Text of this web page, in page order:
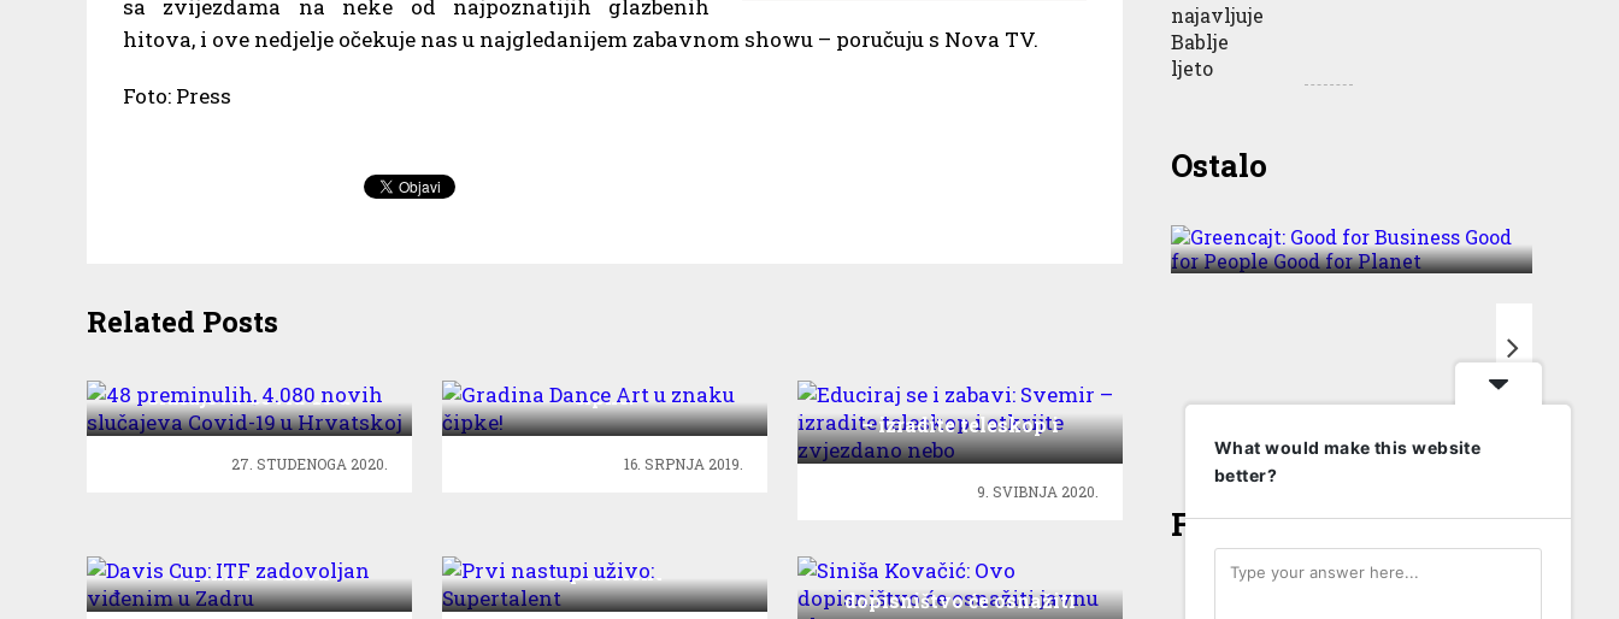
sa zvijezdama na neke od najpoznatijih glazbenih
hitova, i ove nedjelje očekuje nas u najgledanijem zabavnom showu – poručuju s Nova TV.
Foto: Press
Related Posts
slučajeva Covid-19 u
Hrvatskoj
27. STUDENOGA 2020.
čipke!
16. SRPNJA 2019.
Educiraj se i zabavi: Svemir
– izradite teleskop i
otkrijte zvjezdano nebo
9. SVIBNJA 2020.
viđenim u Zadru
Supertalent
Siniša Kovačić: Ovo
dopisništvo će osnažiti
OstaloGreencajt: Good for
Business Good for People
Face
What would make this website
better?